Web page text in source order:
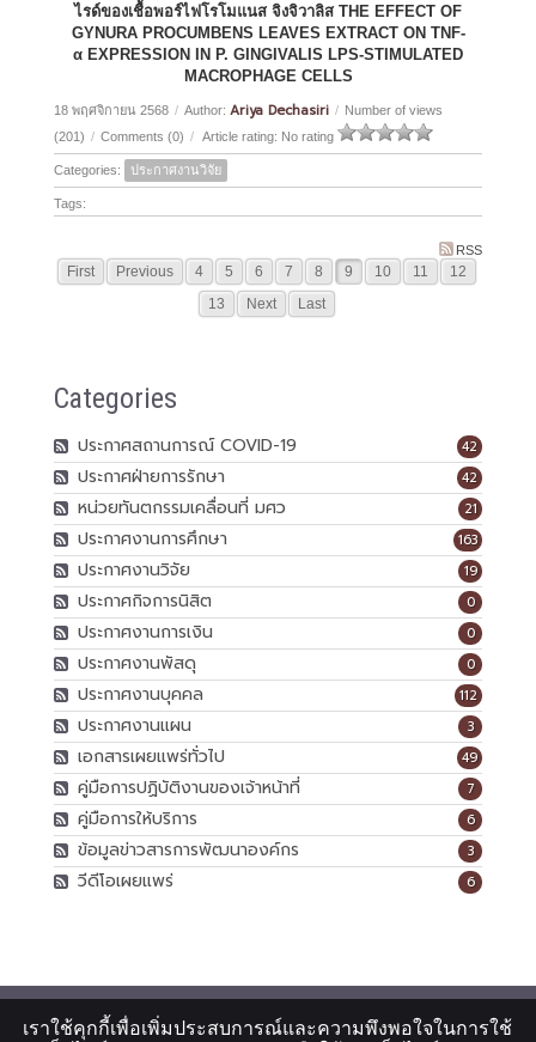
ไรด์ของเชื้อพอร์ไฟโรโมแนส จิงจิวาลิส THE EFFECT OF
GYNURA PROCUMBENS LEAVES EXTRACT ON TNF-
α EXPRESSION IN P. GINGIVALIS LPS-STIMULATED
MACROPHAGE CELLS
18 พฤศจิกายน 2568 / Author: Ariya Dechasiri / Number of views
(201) / Comments (0) / Article rating: No rating
Categories: ประกาศงานวิจัย
Tags:
RSS
First Previous 4 5 6 7 8 9 10 11
12
13
Next Last
Categories
42
ประกาศสถานการณ์ COVID-19
42
ประกาศฝ่ายการรักษา
21
หน่วยทันตกรรมเคลื่อนที่ มศว
163
ประกาศงานการศึกษา
19
ประกาศงานวิจัย
0
ประกาศกิจการนิสิต
0
ประกาศงานการเงิน
0
ประกาศงานพัสดุ
112
ประกาศงานบุคคล
3
ประกาศงานแผน
49
เอกสารเผยแพร่ทั่วไป
7
คู่มือการปฏิบัติงานของเจ้าหน้าที่
6
คู่มือการให้บริการ
3
ข้อมูลข่าวสารการพัฒนาองค์กร
6
วีดีโอเผยแพร่
เราใช้คุกกี้เพื่อเพิ่มประสบการณ์และความพึงพอใจในการใช้